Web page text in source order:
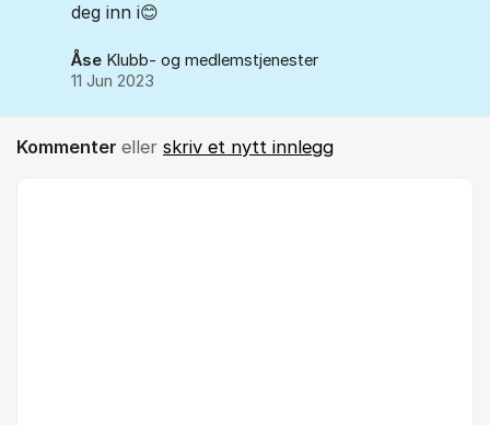
deg inn i😊
Åse Klubb- og medlemstjenester
11 Jun 2023
Kommenter eller skriv et nytt innlegg